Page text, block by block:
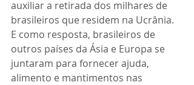
auxiliar a retirada dos milhares de
brasileiros que residem na Ucrânia.
E como resposta, brasileiros de
outros países da Ásia e Europa se
juntaram para fornecer ajuda,
alimento e mantimentos nas